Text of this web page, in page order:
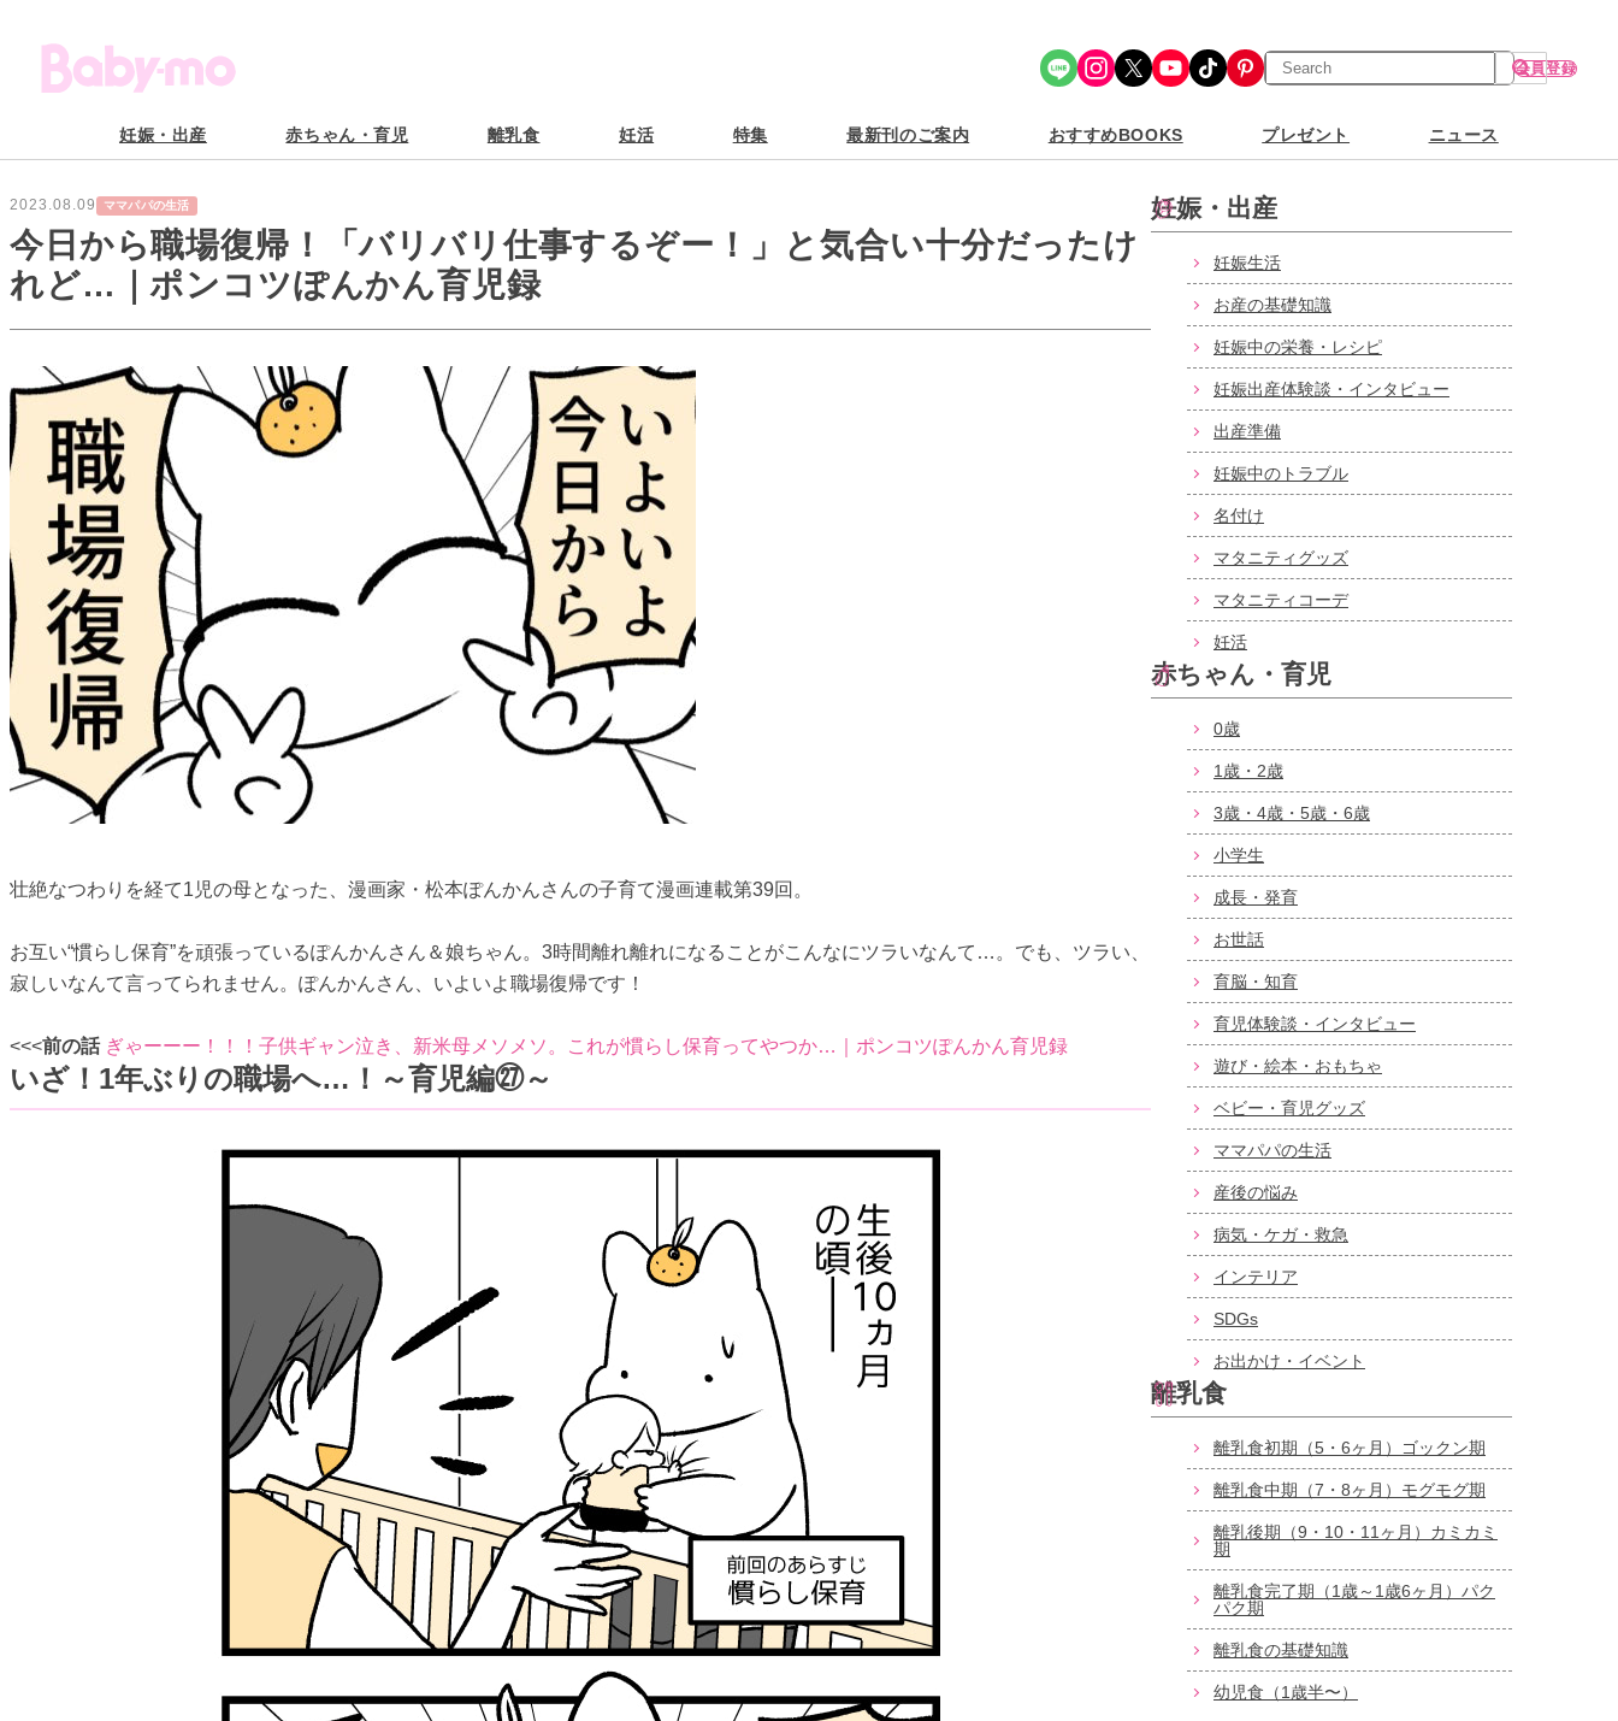
Share Icon Instagram X YouTube TikTok Pinterest
検
索
会員登録
妊娠・出産 赤ちゃん・育児 離乳食 妊活 特集 最新刊のご案内 おすすめBOOKS プレゼント ニュース
2023.08.09 ママパパの生活
今日から職場復帰！「バリバリ仕事するぞー！」と気合い十分だったけ
れど…｜ポンコツぽんかん育児録
壮絶なつわりを経て1児の母となった、漫画家・松本ぽんかんさんの子育て漫画連載第39回。
お互い“慣らし保育”を頑張っているぽんかんさん＆娘ちゃん。3時間離れ離れになることがこんなにツラいなんて…。でも、ツラい、
寂しいなんて言ってられません。ぽんかんさん、いよいよ職場復帰です！
<<<前の話 ぎゃーーー！！！子供ギャン泣き、新米母メソメソ。これが慣らし保育ってやつか…｜ポンコツぽんかん育児録
いざ！1年ぶりの職場へ…！～育児編㉗～
妊娠・出産
妊娠生活
お産の基礎知識
妊娠中の栄養・レシピ
妊娠出産体験談・インタビュー
出産準備
妊娠中のトラブル
名付け
マタニティグッズ
マタニティコーデ
妊活
赤ちゃん・育児
0歳
1歳・2歳
3歳・4歳・5歳・6歳
小学生
成長・発育
お世話
育脳・知育
育児体験談・インタビュー
遊び・絵本・おもちゃ
ベビー・育児グッズ
ママパパの生活
産後の悩み
病気・ケガ・救急
インテリア
SDGs
お出かけ・イベント
離乳食
離乳食初期（5・6ヶ月）ゴックン期
離乳食中期（7・8ヶ月）モグモグ期
離乳後期（9・10・11ヶ月）カミカミ
期
離乳食完了期（1歳～1歳6ヶ月）パク
パク期
離乳食の基礎知識
幼児食（1歳半〜）